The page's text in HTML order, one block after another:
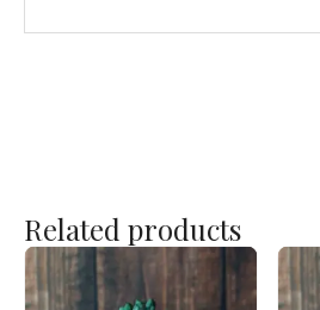
Related products